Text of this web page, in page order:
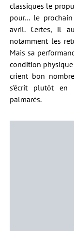
classiques le
pour… le prochain
avril. Certes, il
notamment les
Mais sa
condition physique
crient bon
s’écrit plutôt
palmarès.